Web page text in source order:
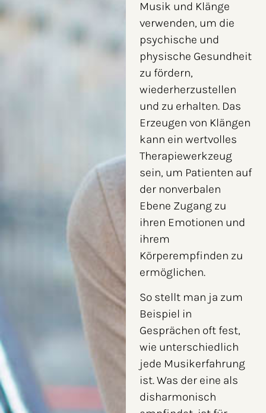
Musik und Klänge
verwenden, um die
psychische und
physische Gesundheit
zu fördern,
wiederherzustellen
und zu erhalten. Das
Erzeugen von Klängen
kann ein wertvolles
Therapiewerkzeug
sein, um Patienten auf
der nonverbalen
Ebene Zugang zu
ihren Emotionen und
ihrem
Körperempfinden zu
ermöglichen.
So stellt man ja zum
Beispiel in
Gesprächen oft fest,
wie unterschiedlich
jede Musikerfahrung
ist. Was der eine als
disharmonisch